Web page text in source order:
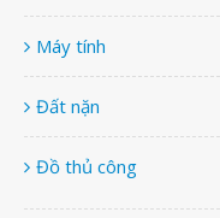
Máy tính
Đất nặn
Đồ thủ công